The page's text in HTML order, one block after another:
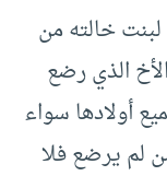
خالته من
الذي رضع
أولادها سواء
لم يرضع فلا